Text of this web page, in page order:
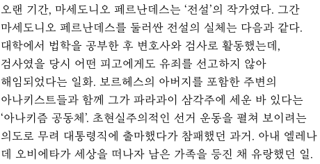
오랜 기간, 마세도니오 페르난데스는 ‘전설’의 작가였다. 그간
마세도니오 페르난데스를 둘러싼 전설의 실체는 다음과 같다.
대학에서 법학을 공부한 후 변호사와 검사로 활동했는데,
검사였을 당시 어떤 피고에게도 유죄를 선고하지 않아
해임되었다는 일화. 보르헤스의 아버지를 포함한 주변의
아나키스트들과 함께 그가 파라과이 삼각주에 세운 바 있다는
‘아나키즘 공동체’. 초현실주의적인 선거 운동을 펼쳐 보이려는
의도로 무려 대통령직에 출마했다가 참패했던 과거. 아내 엘레나
데 오비에타가 세상을 떠나자 남은 가족을 등진 채 유랑했던 일.